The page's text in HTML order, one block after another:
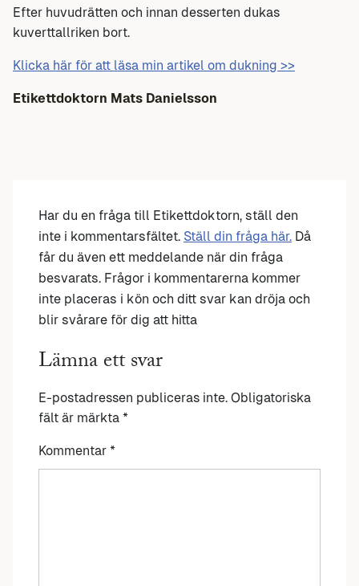
Efter huvudrätten och innan desserten dukas
kuverttallriken bort.
Klicka här för att läsa min artikel om dukning >>
Etikettdoktorn Mats Danielsson
Har du en fråga till Etikettdoktorn, ställ den
inte i kommentarsfältet. Ställ din fråga här. Då
får du även ett meddelande när din fråga
besvarats. Frågor i kommentarerna kommer
inte placeras i kön och ditt svar kan dröja och
blir svårare för dig att hitta
Lämna ett svar
E-postadressen publiceras inte. Obligatoriska
fält är märkta *
Kommentar *